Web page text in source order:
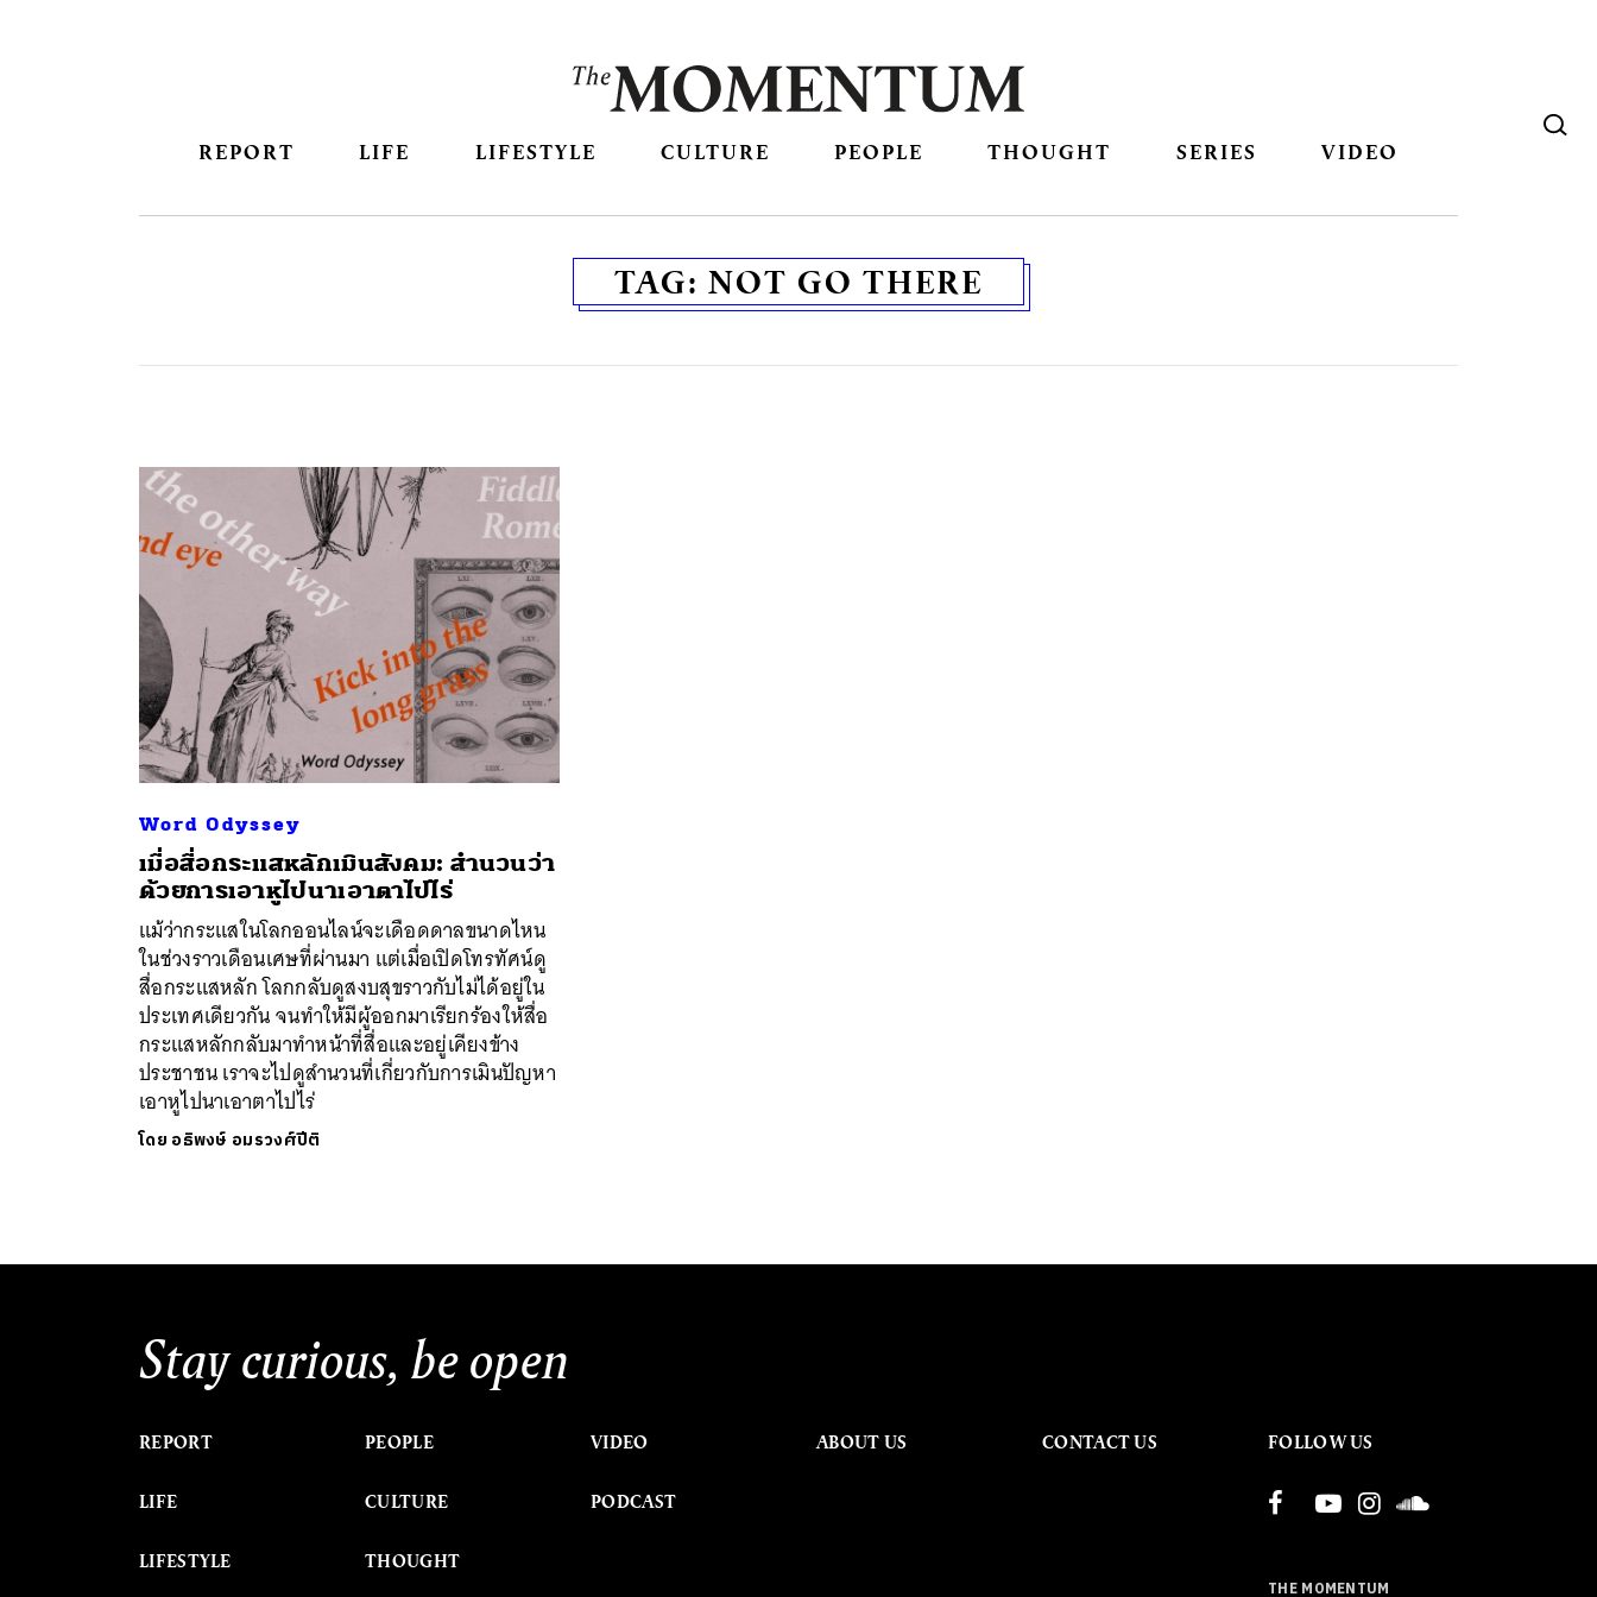
REPORT LIFE LIFESTYLE CULTURE PEOPLE THOUGHT SERIES VIDEO
TAG: NOT GO THERE
Word Odyssey
เมื่อสื่อกระแสหลักเมินสังคม: สำนวนว่า
ด้วยการเอาหูไปนาเอาตาไปไร่
แม้ว่ากระแสในโลกออนไลน์จะเดือดดาลขนาดไหน
ในช่วงราวเดือนเศษที่ผ่านมา แต่เมื่อเปิดโทรทัศน์ดู
สื่อกระแสหลัก โลกกลับดูสงบสุขราวกับไม่ได้อยู่ใน
ประเทศเดียวกัน จนทำให้มีผู้ออกมาเรียกร้องให้สื่อ
กระแสหลักกลับมาทำหน้าที่สื่อและอยู่เคียงข้าง
ประชาชน เราจะไปดูสำนวนที่เกี่ยวกับการเมินปัญหา
เอาหูไปนาเอาตาไปไร่
โดย อธิพงษ์ อมรวงศ์ปีติ
Stay curious, be open
REPORT
LIFE
LIFESTYLE
PEOPLE
CULTURE
THOUGHT
VIDEO
PODCAST
ABOUT US CONTACT US FOLLOW US
THE MOMENTUM
ค้นหา